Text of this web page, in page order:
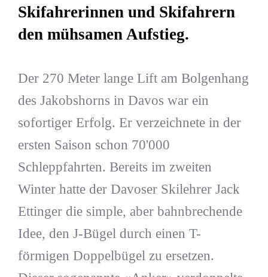
Skifahrerinnen und Skifahrern
den mühsamen Aufstieg.
Der 270 Meter lange Lift am Bolgenhang
des Jakobshorns in Davos war ein
sofortiger Erfolg. Er verzeichnete in der
ersten Saison schon 70'000
Schleppfahrten. Bereits im zweiten
Winter hatte der Davoser Skilehrer Jack
Ettinger die simple, aber bahnbrechende
Idee, den J-Bügel durch einen T-
förmigen Doppelbügel zu ersetzen.